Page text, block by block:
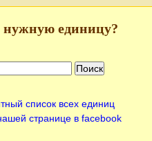
единицу?
список всех единиц
странице в facebook